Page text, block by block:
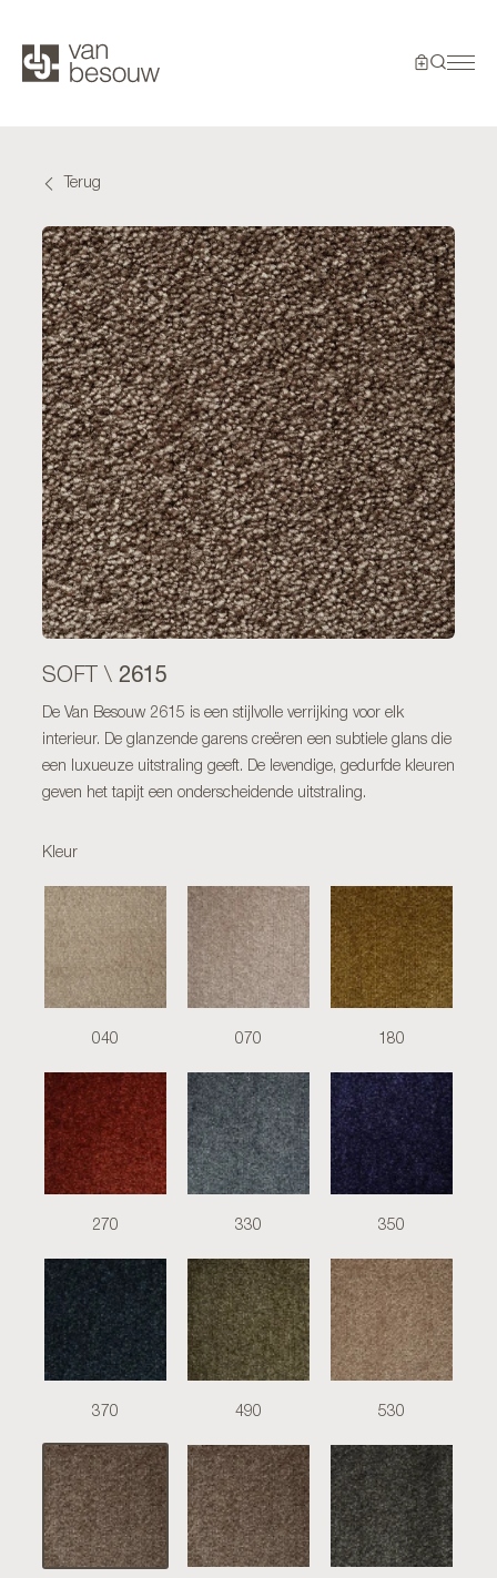
Terug
SOFT \ 2615
De Van Besouw 2615 is een stijlvolle verrijking voor elk
interieur. De glanzende garens creëren een subtiele glans die
een luxueuze uitstraling geeft. De levendige, gedurfde kleuren
geven het tapijt een onderscheidende uitstraling.
Kleur
040 070 180
270 330 350
370 490 530